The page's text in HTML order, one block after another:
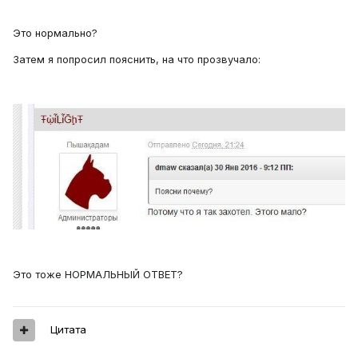
Это нормально?
Затем я попросил пояснить, на что прозвучало:
Это тоже НОРМАЛЬНЫЙ ОТВЕТ?
Цитата